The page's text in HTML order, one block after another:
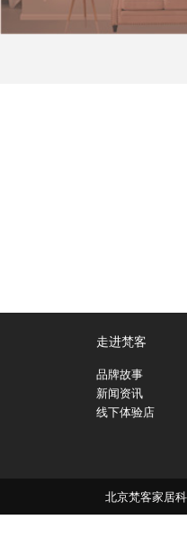
走进梵客
品牌故事
新闻资讯
线下体验店
北京梵客家居